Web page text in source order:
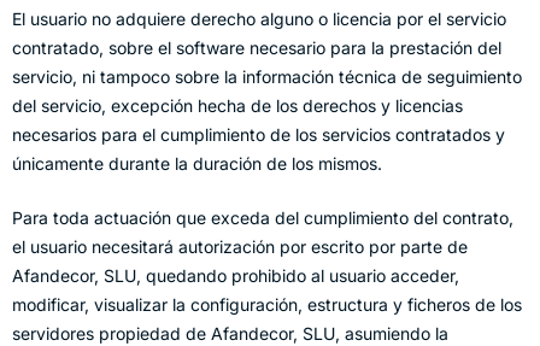
El usuario no adquiere derecho alguno o licencia por el servicio
contratado, sobre el software necesario para la prestación del
servicio, ni tampoco sobre la información técnica de seguimiento
del servicio, excepción hecha de los derechos y licencias
necesarios para el cumplimiento de los servicios contratados y
únicamente durante la duración de los mismos.
Para toda actuación que exceda del cumplimiento del contrato,
el usuario necesitará autorización por escrito por parte de
Afandecor, SLU, quedando prohibido al usuario acceder,
modificar, visualizar la configuración, estructura y ficheros de los
servidores propiedad de Afandecor, SLU, asumiendo la